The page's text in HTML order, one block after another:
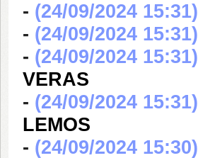
- (24/09/2024 15:31)
- (24/09/2024 15:31)
- (24/09/2024 15:31)
VERAS
- (24/09/2024 15:31)
LEMOS
- (24/09/2024 15:30)